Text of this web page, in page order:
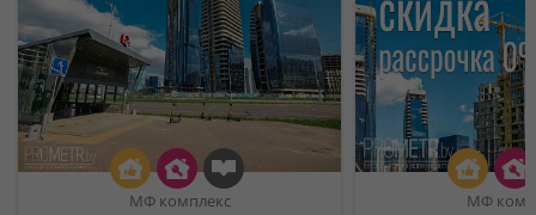
МФ комплекс МФ